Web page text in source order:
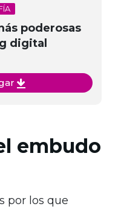
poderosas
digital
embudo
por los que